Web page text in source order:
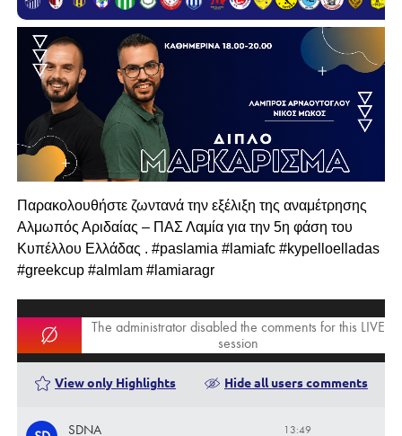
Παρακολουθήστε ζωντανά την εξέλιξη της αναμέτρησης
Αλμωπός Αριδαίας – ΠΑΣ Λαμία για την 5η φάση του
Κυπέλλου Ελλάδας . #paslamia #lamiafc #kypelloelladas
#greekcup #almlam #lamiaragr